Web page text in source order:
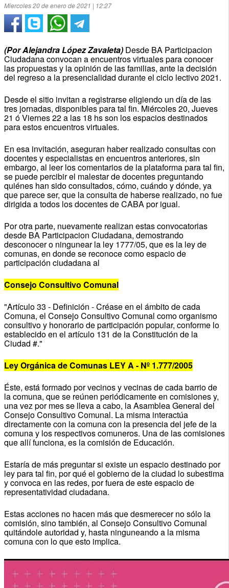
Miercoles 20 de enero de 2021 | 12:27
(Por Alejandra López Zavaleta)Desde BA Participacion
Ciudadana convocan a encuentros virtuales para conocer
las propuestas y la opinión de las familias, ante la decisión
del regreso a la presencialidad durante el ciclo lectivo 2021.
Desde el sitio invitan a registrarse eligiendo un día de las
tres jornadas, disponibles para tal fin. Miércoles 20, Jueves
21 ó Viernes 22 a las 18 hs son los espacios destinados
para estos encuentros virtuales.
En esa invitación, aseguran haber realizado consultas con
docentes y especialistas en encuentros anteriores, sin
embargo, al leer los comentarios de la plataforma para tal fin,
se puede percibir el malestar de docentes preguntando
quiénes han sido consultados, cómo, cuándo y dónde, ya
que parece ser, que la consulta de haberse realizado, no fue
dirigida a todos los docentes de CABA por igual.
Por otra parte, nuevamente realizan estas convocatorias
desde BA Participacion Ciudadana, demostrando
desconocer o ningunear la ley 1777/05, que es la ley de
comunas, en donde se reconoce como espacio de
participación ciudadana al
Consejo Consultivo Comunal
"Artículo 33 - Definición - Créase en el ámbito de cada
Comuna, el Consejo Consultivo Comunal como organismo
consultivo y honorario de participación popular, conforme lo
establecido en el artículo 131 de la Constitución de la
Ciudad #."
Ley Orgánica de Comunas LEY A - Nº 1.777/2005
Éste, está formado por vecinos y vecinas de cada barrio de
la comuna, que se reúnen periódicamente en comisiones y,
una vez por mes se lleva a cabo, la Asamblea General del
Consejo Consultivo Comunal. La misma interactúa
directamente con la comuna con la presencia del jefe de la
comuna y los respectivos comuneros. Una de las comisiones
que allí funciona, es la comisión de Educación.
Estaría de más preguntar si existe un espacio destinado por
ley para tal fin, por qué el gobierno de la ciudad lo subestima
y convoca en las redes, por fuera de este espacio de
representatividad ciudadana.
Estas acciones no hacen más que desmerecer no sólo la
comisión, sino también, al Consejo Consultivo Comunal
quitándole autoridad y, hasta ninguneando a la misma
comuna con lo que esto implica.